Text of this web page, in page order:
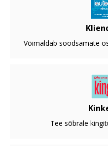
Võimaldab soodsamate
Tee sõbrale